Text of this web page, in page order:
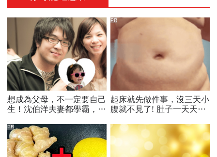
想成為父母，不一定要自己
生！沈伯洋夫妻都學霸，歷
緣關係，但我們彼此相愛
起床就先做件事，沒三天小
腹就不見了! 肚子一天天變
PR
PR